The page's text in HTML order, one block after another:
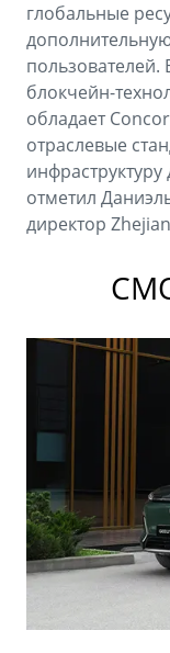
глобальные
пользователей.
блокчейн-
обладает
отраслевые
отметил
директор